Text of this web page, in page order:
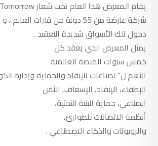
شركة عارضة من 55 دولة من
دخول تلك الأسواق شديدة التعقيد .
يمثل المعرض الذي يعقد كل
خمس سنوات المنصة العالمية
الأهم ل” لصناعات الإنقاذ والحماية وإدارة
الإطفاء، الإنقاذ، الإسعاف, الأمن
الصناعي، حماية البنية التحتية،
أنظمة الاتصالات للطوارئ،
والروبوتات والذكاء الاصطناعي .